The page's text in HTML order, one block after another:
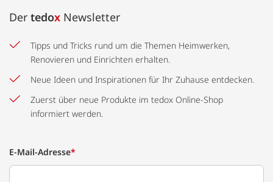
Der tedox Newsletter
Tipps und Tricks rund um die Themen Heimwerken,
Renovieren und Einrichten erhalten.
Neue Ideen und Inspirationen für Ihr Zuhause entdecken.
Zuerst über neue Produkte im tedox Online-Shop
informiert werden.
E-Mail-Adresse*